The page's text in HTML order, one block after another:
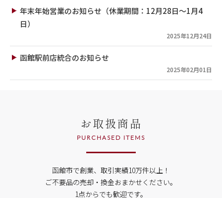
年末年始営業のお知らせ（休業期間：12月28日～1月4
日）
2025年12月24日
函館駅前店統合のお知らせ
2025年02月01日
お取扱商品
PURCHASED ITEMS
函館市で創業、取引実績10万件以上！
ご不要品の売却・換金おまかせください。
1点からでも歓迎です。